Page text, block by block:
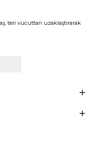
teri vücuttan uzaklaştırarak